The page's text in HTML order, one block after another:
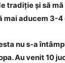
tradiție și să
mai aducem 3-
nu s-a
Au venit 10